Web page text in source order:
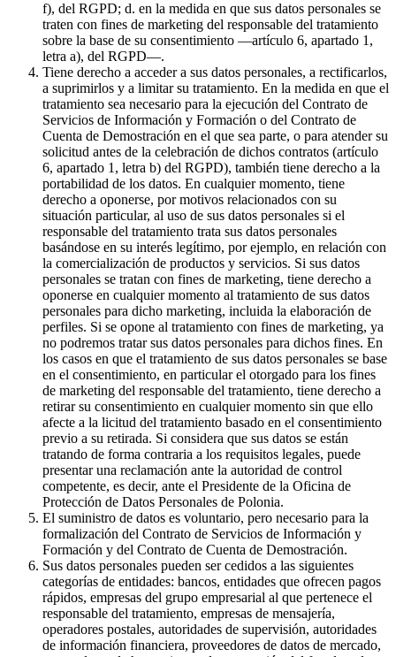
f), del RGPD; d. en la medida en que sus datos personales se
traten con fines de marketing del responsable del tratamiento
sobre la base de su consentimiento —artículo 6, apartado 1,
letra a), del RGPD—.
Tiene derecho a acceder a sus datos personales, a rectificarlos,
a suprimirlos y a limitar su tratamiento. En la medida en que el
tratamiento sea necesario para la ejecución del Contrato de
Servicios de Información y Formación o del Contrato de
Cuenta de Demostración en el que sea parte, o para atender su
solicitud antes de la celebración de dichos contratos (artículo
6, apartado 1, letra b) del RGPD), también tiene derecho a la
portabilidad de los datos. En cualquier momento, tiene
derecho a oponerse, por motivos relacionados con su
situación particular, al uso de sus datos personales si el
responsable del tratamiento trata sus datos personales
basándose en su interés legítimo, por ejemplo, en relación con
la comercialización de productos y servicios. Si sus datos
personales se tratan con fines de marketing, tiene derecho a
oponerse en cualquier momento al tratamiento de sus datos
personales para dicho marketing, incluida la elaboración de
perfiles. Si se opone al tratamiento con fines de marketing, ya
no podremos tratar sus datos personales para dichos fines. En
los casos en que el tratamiento de sus datos personales se base
en el consentimiento, en particular el otorgado para los fines
de marketing del responsable del tratamiento, tiene derecho a
retirar su consentimiento en cualquier momento sin que ello
afecte a la licitud del tratamiento basado en el consentimiento
previo a su retirada. Si considera que sus datos se están
tratando de forma contraria a los requisitos legales, puede
presentar una reclamación ante la autoridad de control
competente, es decir, ante el Presidente de la Oficina de
Protección de Datos Personales de Polonia.
El suministro de datos es voluntario, pero necesario para la
formalización del Contrato de Servicios de Información y
Formación y del Contrato de Cuenta de Demostración.
Sus datos personales pueden ser cedidos a las siguientes
categorías de entidades: bancos, entidades que ofrecen pagos
rápidos, empresas del grupo empresarial al que pertenece el
responsable del tratamiento, empresas de mensajería,
operadores postales, autoridades de supervisión, autoridades
de información financiera, proveedores de datos de mercado,